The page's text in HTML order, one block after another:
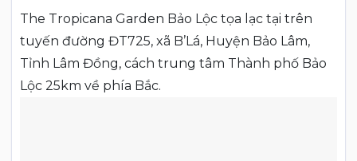
The Tropicana Garden Bảo Lộc tọa lạc tại trên
tuyến đường ĐT725, xã B’Lá, Huyện Bảo Lâm,
Tỉnh Lâm Đồng, cách trung tâm Thành phố Bảo
Lộc 25km về phía Bắc.